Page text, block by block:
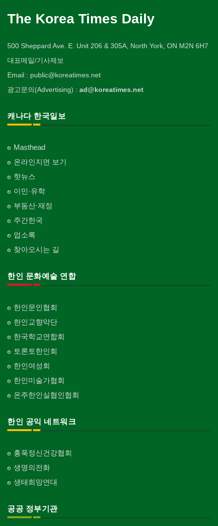
The Korea Times Daily
500 Sheppard Ave. E. Unit 206 & 305A, North York, ON M2N 6H7
대표메일/기사제보
Email : public@koreatimes.net
광고문의(Advertising) : ad@koreatimes.net
캐나다 한국일보
Masthead
온라인지면 보기
핫뉴스
이민·유학
부동산·재정
주간한국
업소록
찾아오시는 길
한인 문화예술 연합
한인문인협회
한인교향악단
한국학교연합회
토론토한인회
한인여성회
한인미술가협회
온주한인실협인협회
한인 공익 네트워크
홍푹정신건강협회
생명의전화
생태희망연대
공공 정부기관